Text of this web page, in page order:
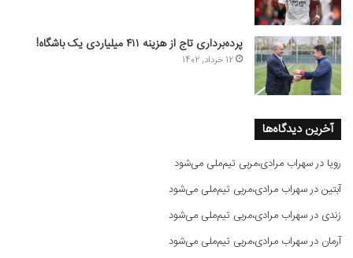
پرده‌برداری تاج از هزینه ۴۱۱ میلیاردی یک باشگاه!
12 خرداد, 1402
آخرین دیدگاه‌ها
رویا درسهراب مرادی،مربی تیم‌ملی می‌شود
آبتیندرسهراب مرادی،مربی تیم‌ملی می‌شود
زندی درسهراب مرادی،مربی تیم‌ملی می‌شود
آرمان درسهراب مرادی،مربی تیم‌ملی می‌شود